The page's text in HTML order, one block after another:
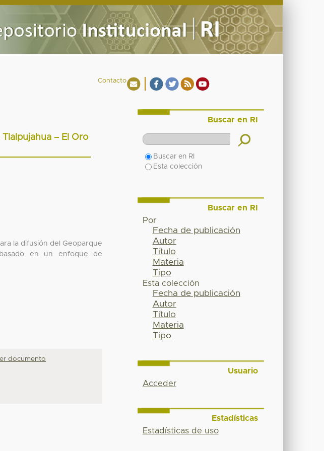
Contacto
– El Oro
la difusión del Geoparque
en un enfoque de
documento
Buscar en RI
Buscar en RI
Esta colección
Buscar en RI
Por
Fecha de publicación
Autor
Título
Materia
Tipo
Esta colección
Fecha de publicación
Autor
Título
Materia
Tipo
Usuario
Acceder
Estadísticas
Estadísticas de uso